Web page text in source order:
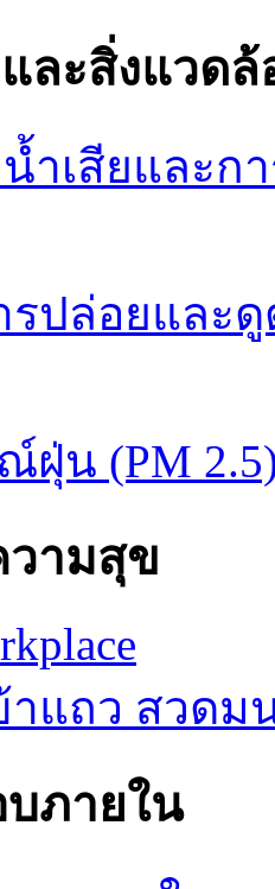
ละสิ่งแวดล้
ำเสียและก
รปล่อยและ
ฝุ่น (PM
วามสุข
าแถว สวดม
ภายใน